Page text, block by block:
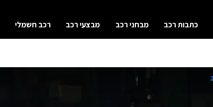
כתבות רכב מבחני רכב מבצעי רכב רכב חשמלי